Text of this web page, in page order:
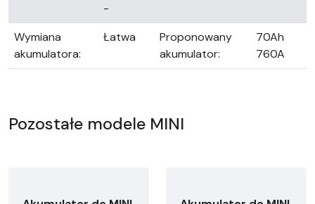
-
Wymiana
akumulatora:
Łatwa
Proponowany
akumulator:
70Ah
760A
Pozostałe modele MINI